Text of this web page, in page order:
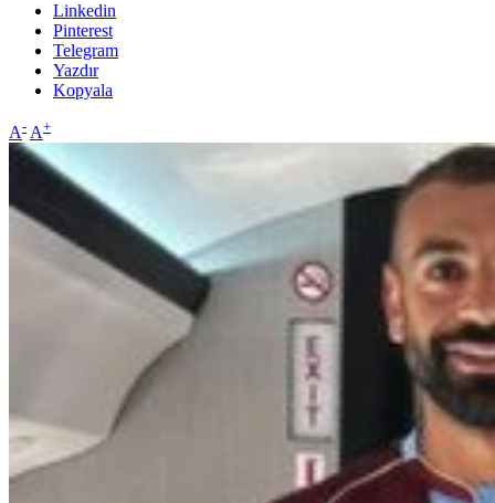
Linkedin
Pinterest
Telegram
Yazdır
Kopyala
A- A+